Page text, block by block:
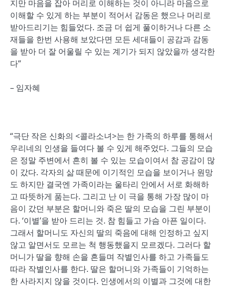
지만 마음을 잡아 머리로 이해하는 것이 아니라 마음으로
이해할 수 있게 하는 부분이 적어서 감동은 했으나 머리로
받아드리기는 힘들었다. 조금 더 쉽게 풀이하거나 다른 소
재들을 한번 사용해 보았다면 모든 세대들이 공감과 감동
을 받아 더 잘 어울릴 수 있는 계기가 되지 않았을까 생각한
다”
– 임자혜
“극단 작은 신화의 <콜라소녀>는 한 가족의 하루를 통해서
우리네의 인생을 들여다 볼 수 있게 해주었다. 그들의 모습
은 정말 주변에서 흔히 볼 수 있는 모습이여서 참 공감이 많
이 갔다. 각자의 삶 때문에 이기적인 모습을 보이거나 원망
도 하지만 결국엔 가족이라는 울타리 안에서 서로 화해하
고 따뜻하게 품는다. 그리고 난 이 극을 통해 가장 많이 마
음이 갔던 부분은 할머니와 죽은 딸의 모습을 그린 부분이
다. ‘이별’을 받아 드리는 것. 참 힘들고 가슴 아픈 일이다.
그래서 할머니도 자신의 딸의 죽음에 대해 인정하고 싶지
않고 알면서도 모르는 척 행동했을지 모르겠다. 그러다 할
머니가 딸을 향해 손을 흔들며 작별인사를 하고 가족들도
따라 작별인사를 한다. 딸은 할머니와 가족들이 기억하는
한 사라지지 않을 것이다. 인생에서의 이별과 그것에 대한